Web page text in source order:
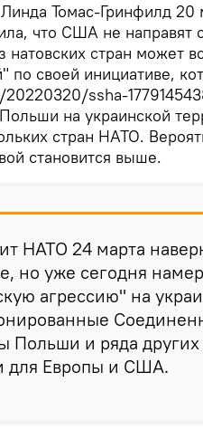
Томас-Гринфилд 20
что США не направят
натовских стран может
по своей инициативе,
ssha-
на украинской
стран НАТО.
становится выше.
НАТО 24 марта
но уже сегодня
агрессию" на
Польши и ряда других
для Европы и США.